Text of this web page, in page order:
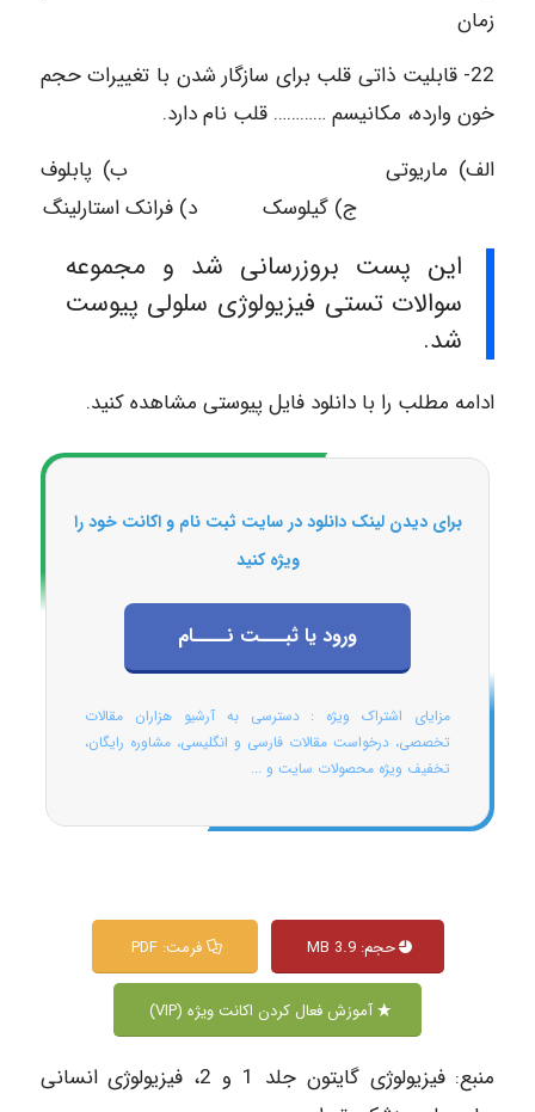
زمان
22- قابلیت ذاتی قلب برای سازگار شدن با تغییرات حجم
خون وارده، مکانیسم ………… قلب نام دارد.
الف) ماریوتی ب) پابلوف
ج) گیلوسک د) فرانک استارلینگ
این پست بروزرسانی شد و مجموعه
سوالات تستی فیزیولوژی سلولی پیوست
شد.
ادامه مطلب را با دانلود فایل پیوستی مشاهده کنید.
برای دیدن لینک دانلود در سایت ثبت نام و اکانت خود را
ویژه کنید
ورود یا ثبـــت نــــام
مزایای اشتراک ویژه : دسترسی به آرشیو هزاران مقالات
تخصصی، درخواست مقالات فارسی و انگلیسی، مشاوره رایگان،
تخفیف ویژه محصولات سایت و ...
حجم: 3.9 MB فرمت: PDF
آموزش فعال کردن اکانت ویژه (VIP)
منبع: فیزیولوژی گایتون جلد 1 و 2، فیزیولوژی انسانی